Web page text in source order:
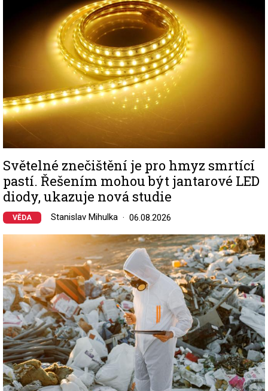
Světelné znečištění je pro hmyz smrtící
pastí. Řešením mohou být jantarové LED
diody, ukazuje nová studie
VĚDA Stanislav Mihulka 06.08.2026
Image